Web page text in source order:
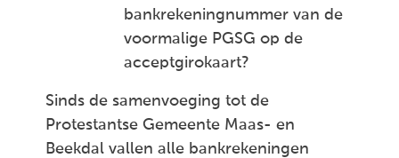
bankrekeningnummer van de
voormalige PGSG op de
acceptgirokaart?
Sinds de samenvoeging tot de
Protestantse Gemeente Maas- en
Beekdal vallen alle bankrekeningen